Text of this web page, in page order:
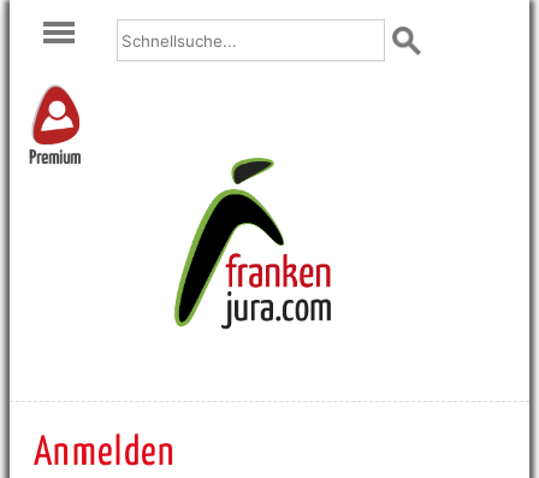
Premium
Anmelden